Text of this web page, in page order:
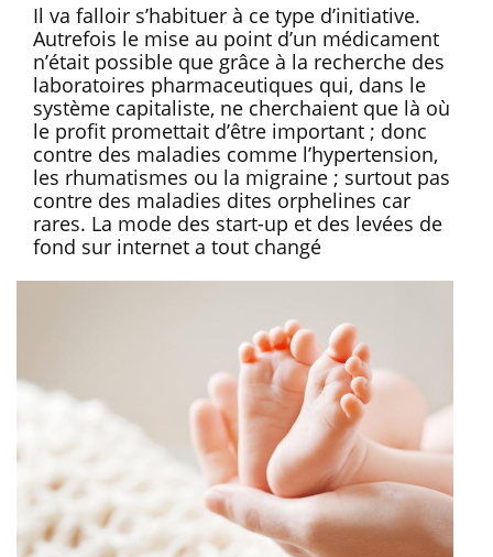
Il va falloir s’habituer à ce type d’initiative.
Autrefois le mise au point d’un médicament
n’était possible que grâce à la recherche des
laboratoires pharmaceutiques qui, dans le
système capitaliste, ne cherchaient que là où
le profit promettait d’être important ; donc
contre des maladies comme l’hypertension,
les rhumatismes ou la migraine ; surtout pas
contre des maladies dites orphelines car
rares. La mode des start-up et des levées de
fond sur internet a tout changé